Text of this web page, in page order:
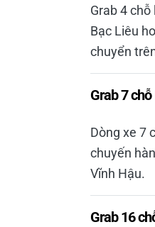
Grab 4
Bạc Liêu
chuyển
Grab 7
Dòng xe 7
chuyến
Vĩnh Hậu.
Grab 16